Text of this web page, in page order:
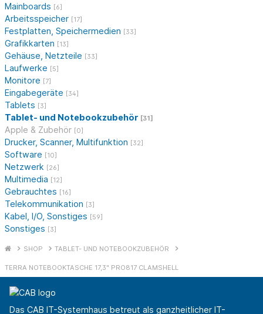
Mainboards [6]
Arbeitsspeicher [17]
Festplatten, Speichermedien [33]
Grafikkarten [13]
Gehäuse, Netzteile [33]
Laufwerke [5]
Monitore [7]
Eingabegeräte [34]
Tablets [3]
Tablet- und Notebookzubehör [31]
Apple & Zubehör [0]
Drucker, Scanner, Multifunktion [32]
Software [10]
Netzwerk [26]
Multimedia [12]
Gebrauchtes [16]
Telekommunikation [3]
Kabel, I/O, Sonstiges [59]
Sonstiges [3]
SHOP TABLET- UND NOTEBOOKZUBEHÖR
TERRA NOTEBOOKTASCHE 17,3" PRO817 CLAMSHELL
Das CAB IT-Systemhaus betreut als ganzheitlicher IT-